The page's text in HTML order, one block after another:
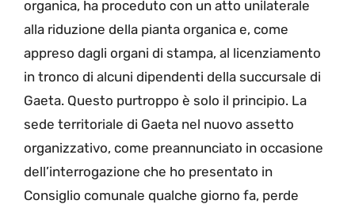
organica, ha proceduto con un atto unilaterale
alla riduzione della pianta organica e, come
appreso dagli organi di stampa, al licenziamento
in tronco di alcuni dipendenti della succursale di
Gaeta. Questo purtroppo è solo il principio. La
sede territoriale di Gaeta nel nuovo assetto
organizzativo, come preannunciato in occasione
dell’interrogazione che ho presentato in
Consiglio comunale qualche giorno fa, perde